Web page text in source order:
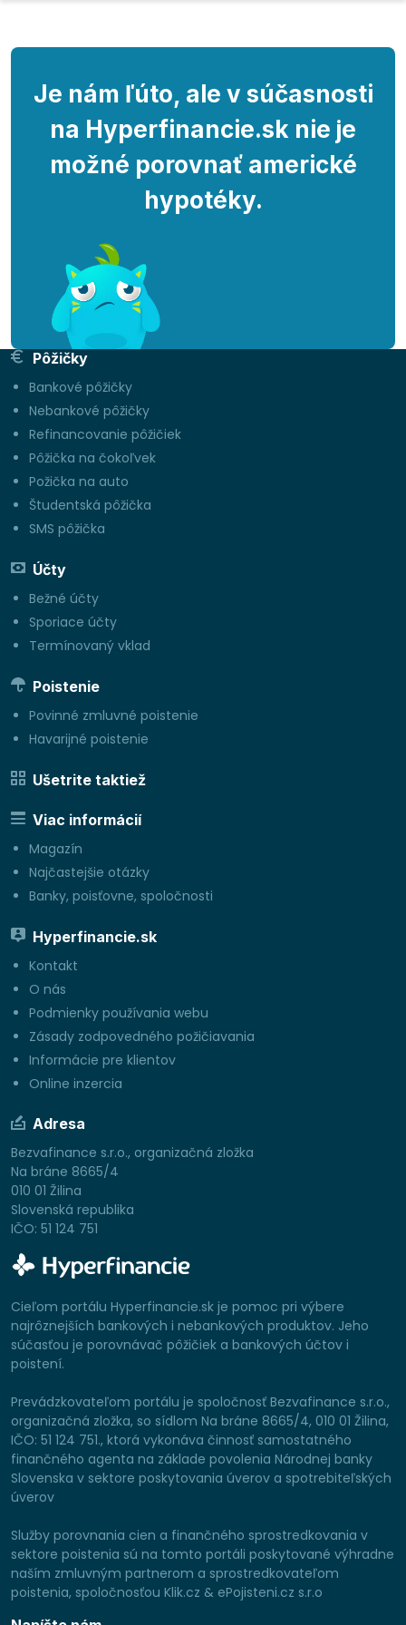
Je nám ľúto, ale v súčasnosti
na Hyperfinancie.sk nie je
možné porovnať americké
hypotéky.
Pôžičky
Bankové pôžičky
Nebankové pôžičky
Refinancovanie pôžičiek
Pôžička na čokoľvek
Požička na auto
Študentská pôžička
SMS pôžička
Účty
Bežné účty
Sporiace účty
Termínovaný vklad
Poistenie
Povinné zmluvné poistenie
Havarijné poistenie
Ušetrite taktiež
Viac informácií
Magazín
Najčastejšie otázky
Banky, poisťovne, spoločnosti
Hyperfinancie.sk
Kontakt
O nás
Podmienky používania webu
Zásady zodpovedného požičiavania
Informácie pre klientov
Online inzercia
Adresa
Bezvafinance s.r.o., organizačná zložka
Na bráne 8665/4
010 01 Žilina
Slovenská republika
IČO: 51 124 751
Cieľom portálu Hyperfinancie.sk je pomoc pri výbere
najrôznejších bankových i nebankových produktov. Jeho
súčasťou je porovnávač pôžičiek a bankových účtov i
poistení.
Prevádzkovateľom portálu je spoločnosť Bezvafinance s.r.o.,
organizačná zložka, so sídlom Na bráne 8665/4, 010 01 Žilina,
IČO: 51 124 751., ktorá vykonáva činnosť samostatného
finančného agenta na základe povolenia Národnej banky
Slovenska v sektore poskytovania úverov a spotrebiteľských
úverov
Služby porovnania cien a finančného sprostredkovania v
sektore poistenia sú na tomto portáli poskytované výhradne
naším zmluvným partnerom a sprostredkovateľom
poistenia, spoločnosťou Klik.cz & ePojisteni.cz s.r.o